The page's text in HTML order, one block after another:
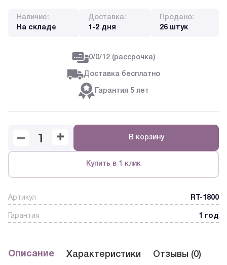
Наличие:
На складе
Доставка:
1-2 дня
Продано:
26 штук
0/0/12 (рассрочка)
Доставка бесплатно
Гарантия 5 лет
В корзину
Купить в 1 клик
Артикул RT-1800
Гарантия 1 год
Описание Характеристики Отзывы (0)